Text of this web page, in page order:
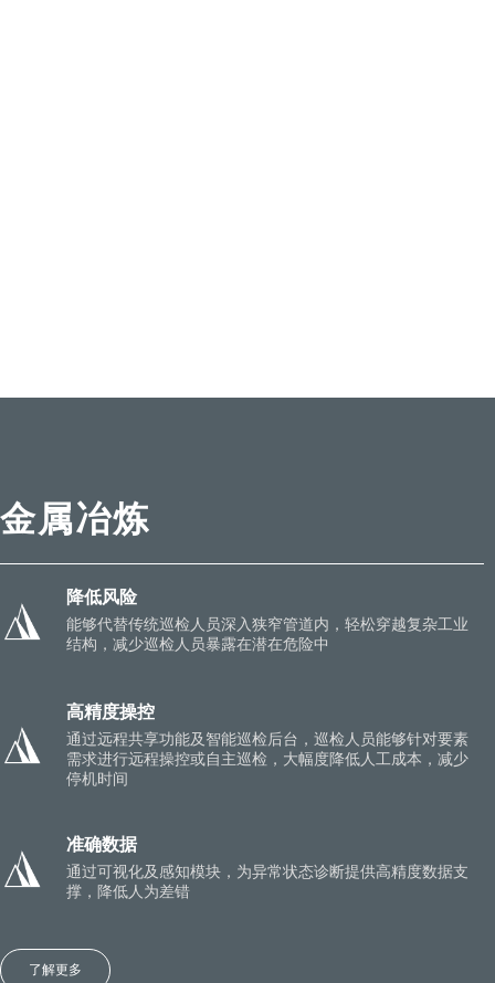
金属冶炼
降低风险
能够代替传统巡检人员深入狭窄管道内，轻松穿越复杂工业
结构，减少巡检人员暴露在潜在危险中
高精度操控
通过远程共享功能及智能巡检后台，巡检人员能够针对要素
需求进行远程操控或自主巡检，大幅度降低人工成本，减少
停机时间
准确数据
通过可视化及感知模块，为异常状态诊断提供高精度数据支
撑，降低人为差错
了解更多